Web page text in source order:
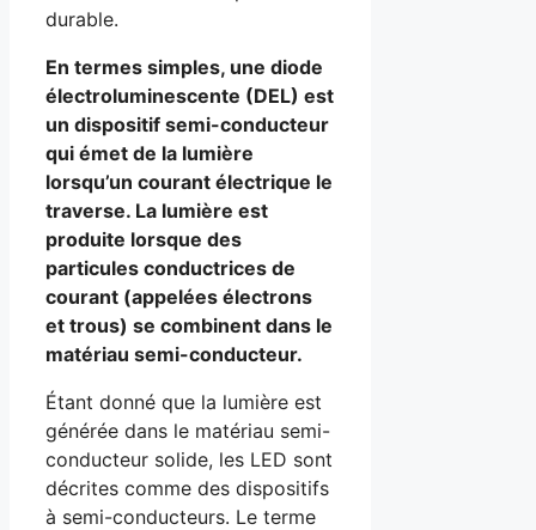
durable.
En termes simples, une diode
électroluminescente (DEL) est
un dispositif semi-conducteur
qui émet de la lumière
lorsqu’un courant électrique le
traverse. La lumière est
produite lorsque des
particules conductrices de
courant (appelées électrons
et trous) se combinent dans le
matériau semi-conducteur.
Étant donné que la lumière est
générée dans le matériau semi-
conducteur solide, les LED sont
décrites comme des dispositifs
à semi-conducteurs. Le terme